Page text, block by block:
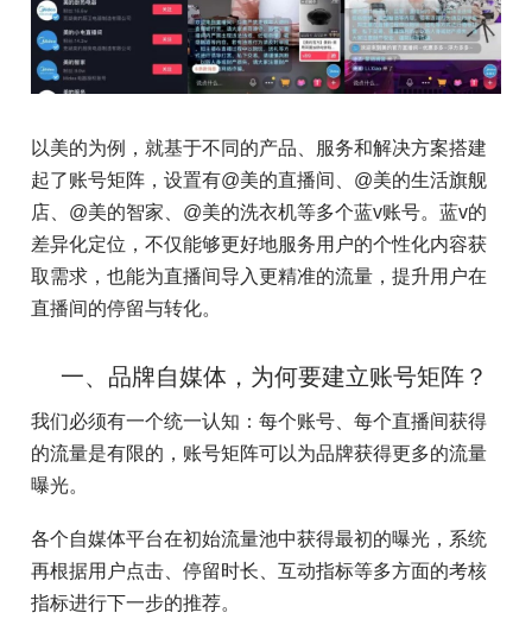
以美的为例，就基于不同的产品、服务和解决方案搭建
起了账号矩阵，设置有@美的直播间、@美的生活旗舰
店、@美的智家、@美的洗衣机等多个蓝v账号。蓝v的
差异化定位，不仅能够更好地服务用户的个性化内容获
取需求，也能为直播间导入更精准的流量，提升用户在
直播间的停留与转化。
一、品牌自媒体，为何要建立账号矩阵？
我们必须有一个统一认知：每个账号、每个直播间获得
的流量是有限的，账号矩阵可以为品牌获得更多的流量
曝光。
各个自媒体平台在初始流量池中获得最初的曝光，系统
再根据用户点击、停留时长、互动指标等多方面的考核
指标进行下一步的推荐。